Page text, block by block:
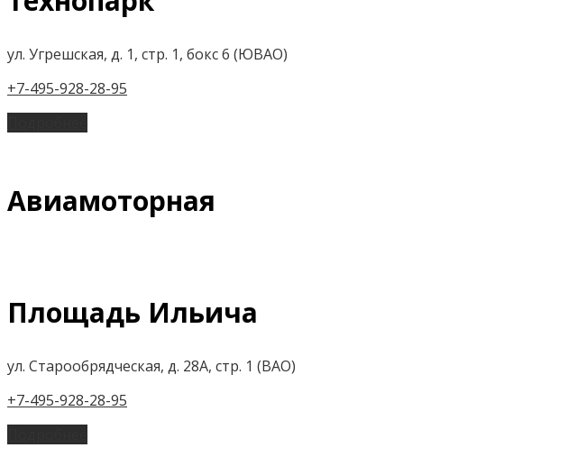
ул. Угрешская, д. 1, стр. 1, бокс 6 (ЮВАО)
+7-495-928-28-95
Авиамоторная
Площадь Ильича
ул. Старообрядческая, д. 28А, стр. 1 (ВАО)
+7-495-928-28-95